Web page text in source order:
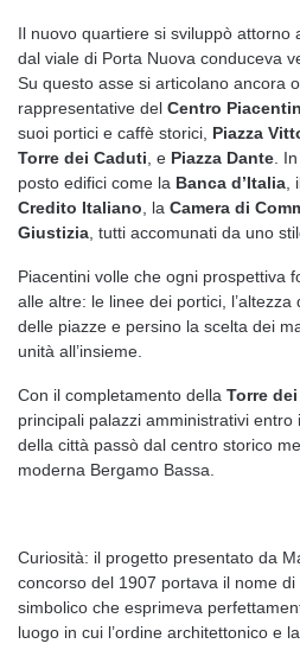
Il nuovo quartiere si sviluppò attorno
dal viale di Porta Nuova conduceva
Su questo asse si articolano ancora
rappresentative del Centro
suoi portici e caffè storici, Piazza
Torre dei Caduti , e Piazza Dante .
posto edifici come la Banca d’Italia ,
Credito Italiano , la Camera di
Giustizia , tutti accomunati da uno
Piacentini volle che ogni prospettiva
alle altre: le linee dei portici,
delle piazze e persino la scelta dei
unità all’insieme.
Con il completamento della Torre
principali palazzi amministrativi
della città passò dal centro storico
moderna Bergamo Bassa.
Curiosità: il progetto presentato da
concorso del 1907 portava il nome di
simbolico che esprimeva
luogo in cui l’ordine architettonico e